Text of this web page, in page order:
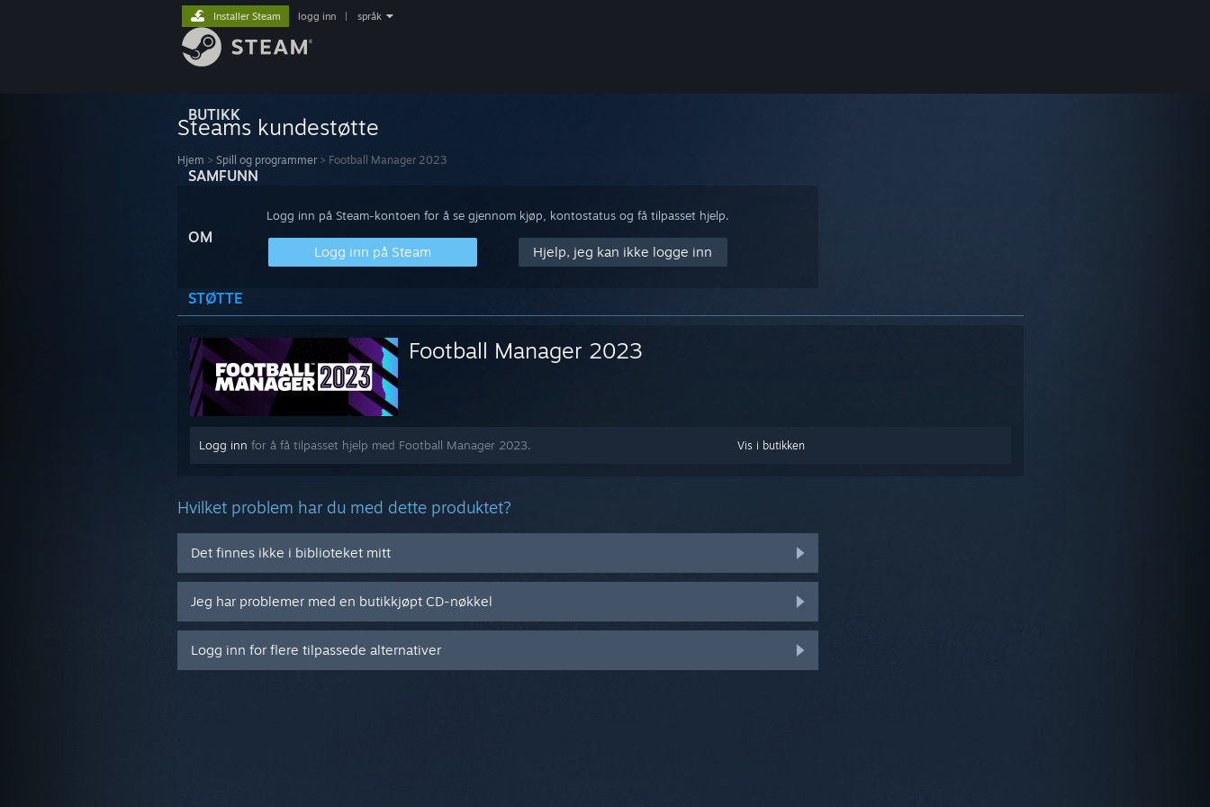
BUTIKK
SAMFUNN
OM
STØTTE
Installer Steam logg inn språk
Steams kundestøtte
Hjem > Spill og programmer > Football Manager 2023
Logg inn på Steam-kontoen for å se gjennom kjøp, kontostatus og få tilpasset hjelp.
Logg inn på Steam Hjelp, jeg kan ikke logge inn
Football Manager 2023
Vis i butikken
Logg inn for å få tilpasset hjelp med Football Manager 2023.
Hvilket problem har du med dette produktet?
Det finnes ikke i biblioteket mitt
Jeg har problemer med en butikkjøpt CD-nøkkel
Logg inn for flere tilpassede alternativer